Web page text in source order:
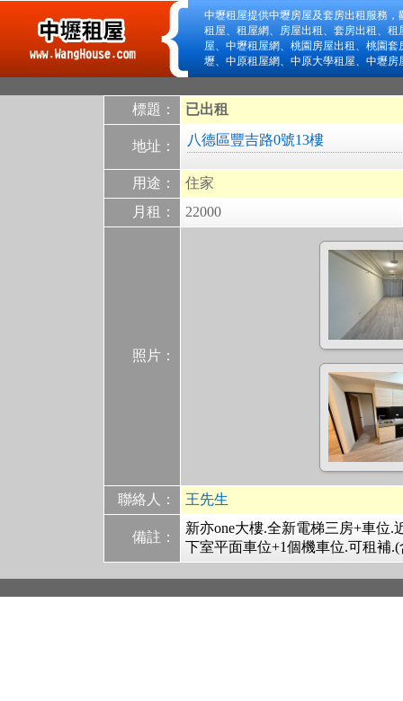
中壢租屋提供中壢房屋及套房出租服務
租屋、租屋網、房屋出租、套房出租、
屋、中壢租屋網、桃園房屋出租、桃園
壢、中原租屋網、中原大學租屋、中壢
標題： 已出租
地址： 八德區豐吉路0號13樓
用途：
住家
月租：
22000
照片：
聯絡人： 王先生
備註：
新亦one大樓.全新電梯三房+車位
下室平面車位+1個機車位.可租補